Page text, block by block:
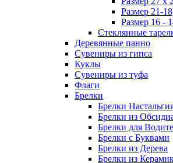
Размер 21-
Размер 16 -
Стеклянные
Деревянные панно
Сувениры из гипса
Куклы
Сувениры из туфа
Флаги
Брелки
Брелки
Брелки из
Брелки для
Брелки с Буквами
Брелки из Дерева
Брелки из